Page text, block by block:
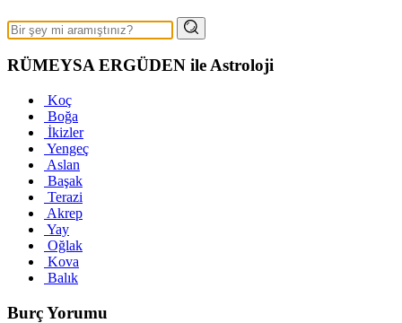
RÜMEYSA ERGÜDEN ile Astroloji
Koç
Boğa
İkizler
Yengeç
Aslan
Başak
Terazi
Akrep
Yay
Oğlak
Kova
Balık
Burç Yorumu